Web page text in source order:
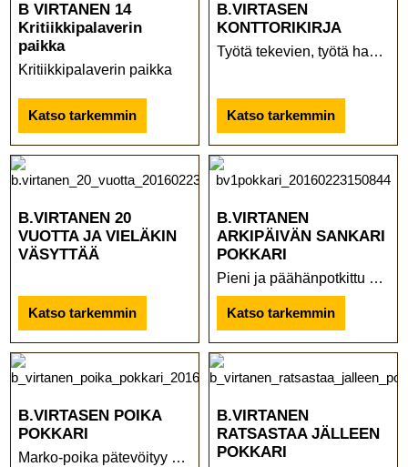
B VIRTANEN 14
Kritiikkipalaverin
paikka
Kritiikkipalaverin paikka
Katso tarkemmin
B.VIRTASEN
KONTTORIKIRJA
Työtä tekevien, työtä hakevien ja työtä vieroksuvien perusteos!
Katso tarkemmin
B.VIRTANEN 20
VUOTTA JA VIELÄKIN
VÄSYTTÄÄ
Katso tarkemmin
B.VIRTANEN
ARKIPÄIVÄN SANKARI
POKKARI
Pieni ja päähänpotkittu B. Virtanen ...
Katso tarkemmin
B.VIRTASEN POIKA
POKKARI
Marko-poika pätevöityy nuorisorikolliseksi
B.VIRTANEN
RATSASTAA JÄLLEEN
POKKARI